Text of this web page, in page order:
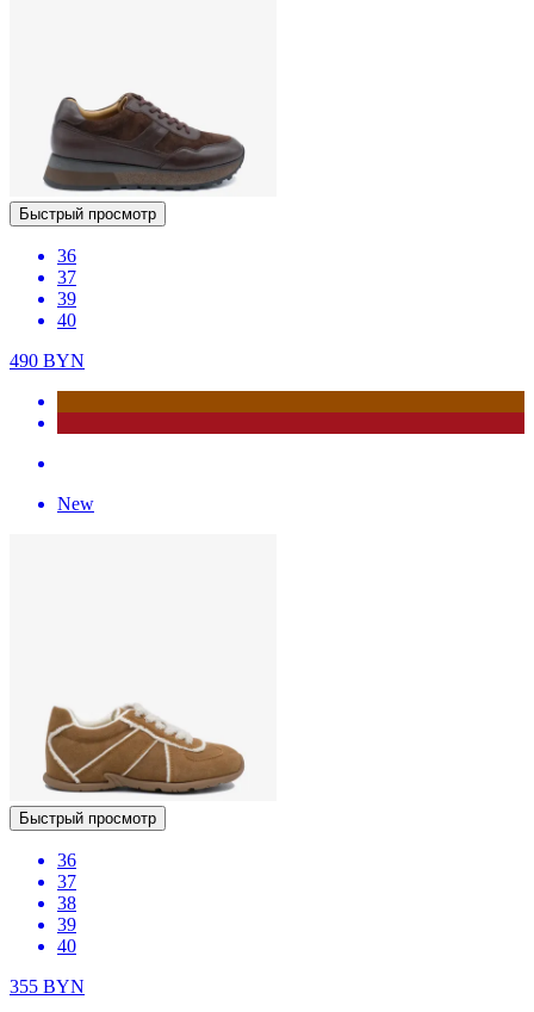
Быстрый просмотр
36
37
39
40
490 BYN
New
Быстрый просмотр
36
37
38
39
40
355 BYN